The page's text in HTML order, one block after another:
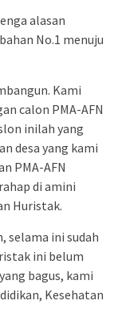
alasan
No.1 menuju
Kami
calon PMA-AFN
inilah yang
desa yang kami
PMA-AFN
di amini
Huristak.
selama ini sudah
ini belum
bagus, kami
Kesehatan